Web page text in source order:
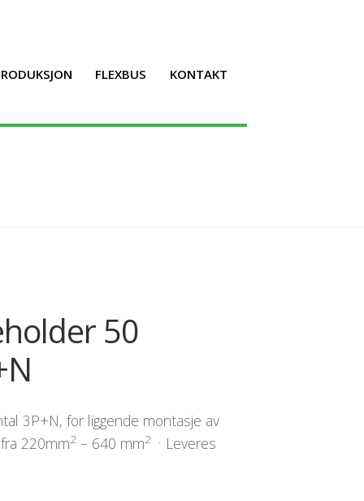
FLEXBUS KONTAKT
50
3P+N, for liggende montasje av
220mm2– 640 mm2 . Leveres